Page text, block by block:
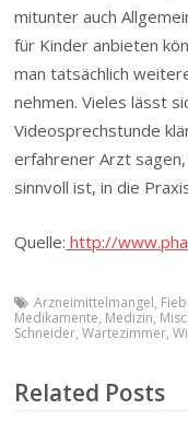
mitunter auch
für Kinder anbieten
man tatsächlich
nehmen. Vieles lässt
Videosprechstunde
erfahrener Arzt
sinnvoll ist, in die
Quelle: http://
Arzneimittelmangel,
Medikamente, Medizin,
Schneider,Wartezimmer,
Related Posts